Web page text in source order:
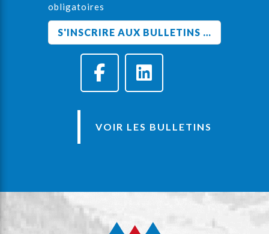
obligatoires
VOIR LES BULLETINS